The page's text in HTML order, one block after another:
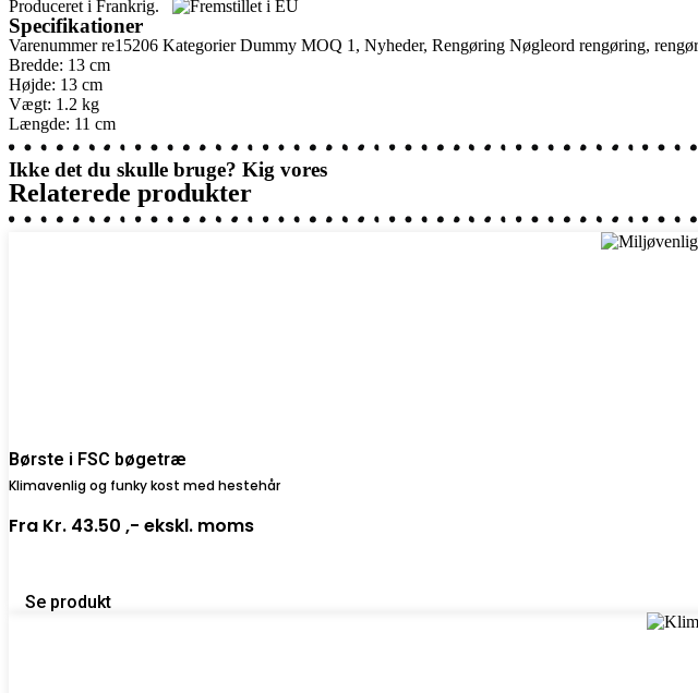
Produceret i Frankrig.
Specifikationer
Varenummerre15206 Kategorier Dummy MOQ 1 , Nyheder, Rengøring Nøgleord rengøring,
Bredde: 13 cm
Højde: 13 cm
Vægt: 1.2 kg
Længde: 11 cm
Ikke det du skulle bruge? Kig vores
Relaterede produkter
Børste i FSC bøgetræ
Klimavenlig og funky kost med hestehår
Fra Kr. 43.50 ,- ekskl. moms
Se produkt